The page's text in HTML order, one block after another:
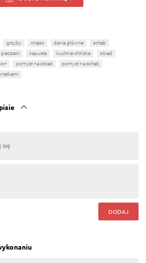
grzyby mięso dania główne
schab
pieczarki kapusta kuchnia chińska
obiad
pomysł na obiad
pomysł na schab
DODAJ